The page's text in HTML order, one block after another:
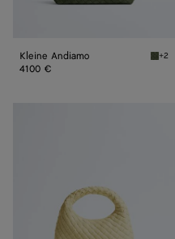
Kleine Andiamo +2
4100 €